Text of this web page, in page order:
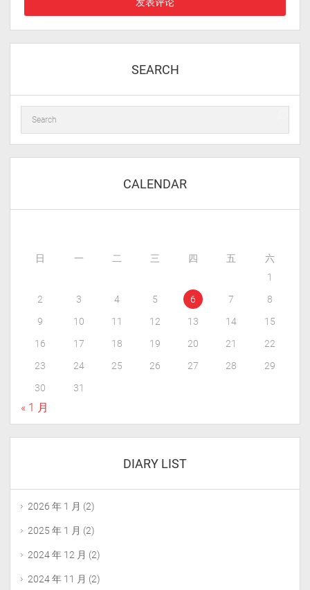
SEARCH
CALENDAR
日 一 二 三 四 五
六
1
2
3 4 5 6 7
8
9
10 11 12 13 14
15
16
17 18 19 20 21
22
23
24 25 26 27 28
29
30
31
« 1 月
DIARY LIST
2026 年 1 月 (2)
2025 年 1 月 (2)
2024 年 12 月 (2)
2024 年 11 月 (2)